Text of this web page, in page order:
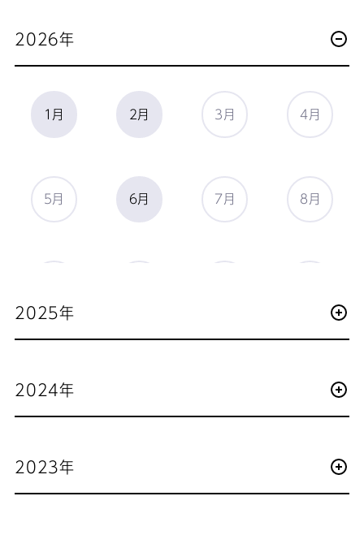
2026年
1月 2月 3月 4月
5月 6月 7月 8月
2025年
2024年
2023年